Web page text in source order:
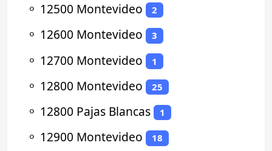
⚬ 12500 Montevideo 2
⚬ 12600 Montevideo 3
⚬ 12700 Montevideo 1
⚬ 12800 Montevideo 25
⚬ 12800 Pajas Blancas 1
⚬ 12900 Montevideo 18